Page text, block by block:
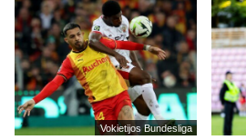
Vokietijos Bundesliga